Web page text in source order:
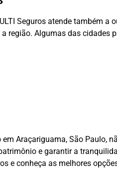
Seguros atende também a
região. Algumas das cidades
Araçariguama, São Paulo,
e garantir a
e conheça as melhores